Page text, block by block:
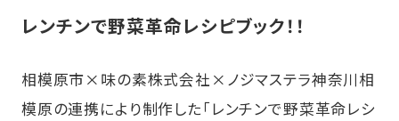
レンチンで野菜革命レシピブック！！
相模原市×味の素株式会社×ノジマステラ神奈川相
模原の連携により制作した「レンチンで野菜革命レシ